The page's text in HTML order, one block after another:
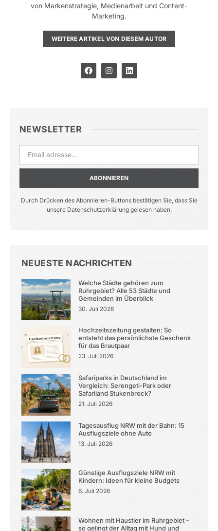
von Markenstrategie, Medienarbeit und Content-
Marketing.
WEITERE ARTIKEL VON DIESEM AUTOR
NEWSLETTER
ABONNIEREN
Durch Drücken des Abonnieren-Buttons bestätigen Sie, dass Sie
unsere Datenschutzerklärung gelesen haben.
NEUESTE NACHRICHTEN
Welche Städte gehören zum
Ruhrgebiet? Alle 53 Städte und
Gemeinden im Überblick
30. Juli 2026
Hochzeitszeitung gestalten: So
entsteht das persönlichste Geschenk
für das Brautpaar
23. Juli 2026
Safariparks in Deutschland im
Vergleich: Serengeti-Park oder
Safariland Stukenbrock?
21. Juli 2026
Tagesausflug NRW mit der Bahn: 15
Ausflugsziele ohne Auto
13. Juli 2026
Günstige Ausflugsziele NRW mit
Kindern: Ideen für kleine Budgets
6. Juli 2026
Wohnen mit Haustier im Ruhrgebiet –
so gelingt der Alltag mit Hund und